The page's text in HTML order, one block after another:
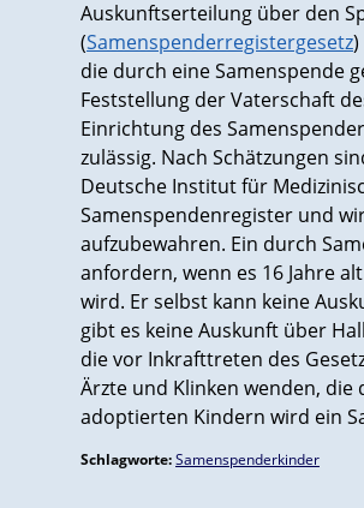
Auskunftserteilung über den
(Samenspenderregistergesetz
die durch eine Samenspende
Feststellung der Vaterschaft
Einrichtung des
zulässig. Nach Schätzungen
Deutsche Institut für
Samenspendenregister und
aufzubewahren. Ein durch
anfordern, wenn es 16 Jahre
wird. Er selbst kann keine
gibt es keine Auskunft über
die vor Inkrafttreten des
Ärzte und Klinken wenden,
adoptierten Kindern wird ein
Schlagworte:Samenspenderkinder